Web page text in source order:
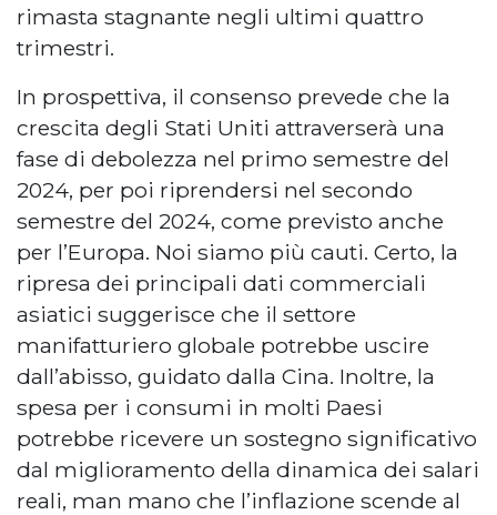
rimasta stagnante negli ultimi quattro
trimestri.
In prospettiva, il consenso prevede che la
crescita degli Stati Uniti attraverserà una
fase di debolezza nel primo semestre del
2024, per poi riprendersi nel secondo
semestre del 2024, come previsto anche
per l’Europa. Noi siamo più cauti. Certo, la
ripresa dei principali dati commerciali
asiatici suggerisce che il settore
manifatturiero globale potrebbe uscire
dall’abisso, guidato dalla Cina. Inoltre, la
spesa per i consumi in molti Paesi
potrebbe ricevere un sostegno significativo
dal miglioramento della dinamica dei salari
reali, man mano che l’inflazione scende al